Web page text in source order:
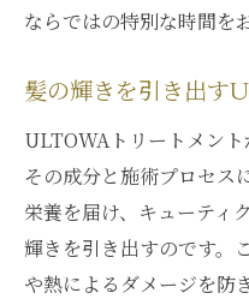
ならではの特別な時間を
髪の輝きを引き出す
ULTOWAトリートメント
その成分と施術プロセス
栄養を届け、キューティ
輝きを引き出すのです。
や熱によるダメージを防